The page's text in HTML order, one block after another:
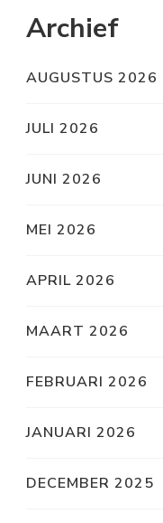
Archief
AUGUSTUS 2026
JULI 2026
JUNI 2026
MEI 2026
APRIL 2026
MAART 2026
FEBRUARI 2026
JANUARI 2026
DECEMBER 2025